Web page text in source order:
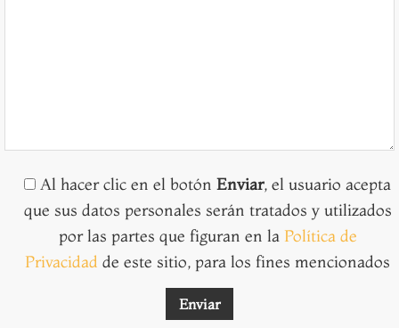
Al hacer clic en el botón Enviar, el usuario acepta
que sus datos personales serán tratados y utilizados
por las partes que figuran en la Política de
Privacidad de este sitio, para los fines mencionados